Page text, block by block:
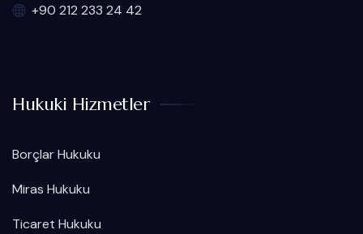
+90 212 233 24 42
Hukuki Hizmetler
Borçlar Hukuku
Miras Hukuku
Ticaret Hukuku